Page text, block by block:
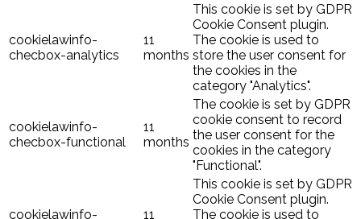
cookielawinfo-
checbox-analytics
11
months
This cookie is set by GDPR
Cookie Consent plugin.
The cookie is used to
store the user consent for
the cookies in the
category "Analytics".
cookielawinfo-
checbox-functional
11
months
The cookie is set by GDPR
cookie consent to record
the user consent for the
cookies in the category
"Functional".
cookielawinfo-
11
This cookie is set by GDPR
Cookie Consent plugin.
The cookie is used to